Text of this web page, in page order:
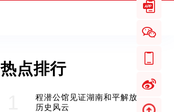
热点排行
程潜公馆见证湖南和平解放
历史风云